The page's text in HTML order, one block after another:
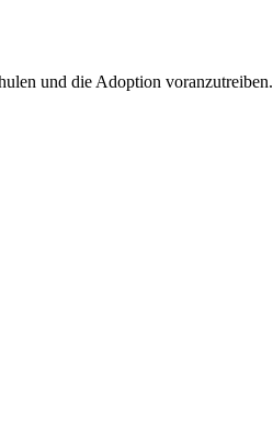
und die Adoption voranzutreiben.